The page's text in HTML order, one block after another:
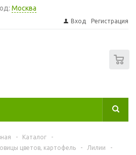
Москва
Вход Регистрация
- Каталог
-
цветов, картофель
- Лилии
-